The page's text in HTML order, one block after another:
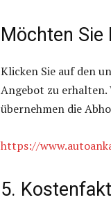
Möchten
Klicken Sie auf den
Angebot zu
übernehmen die
https://
5.